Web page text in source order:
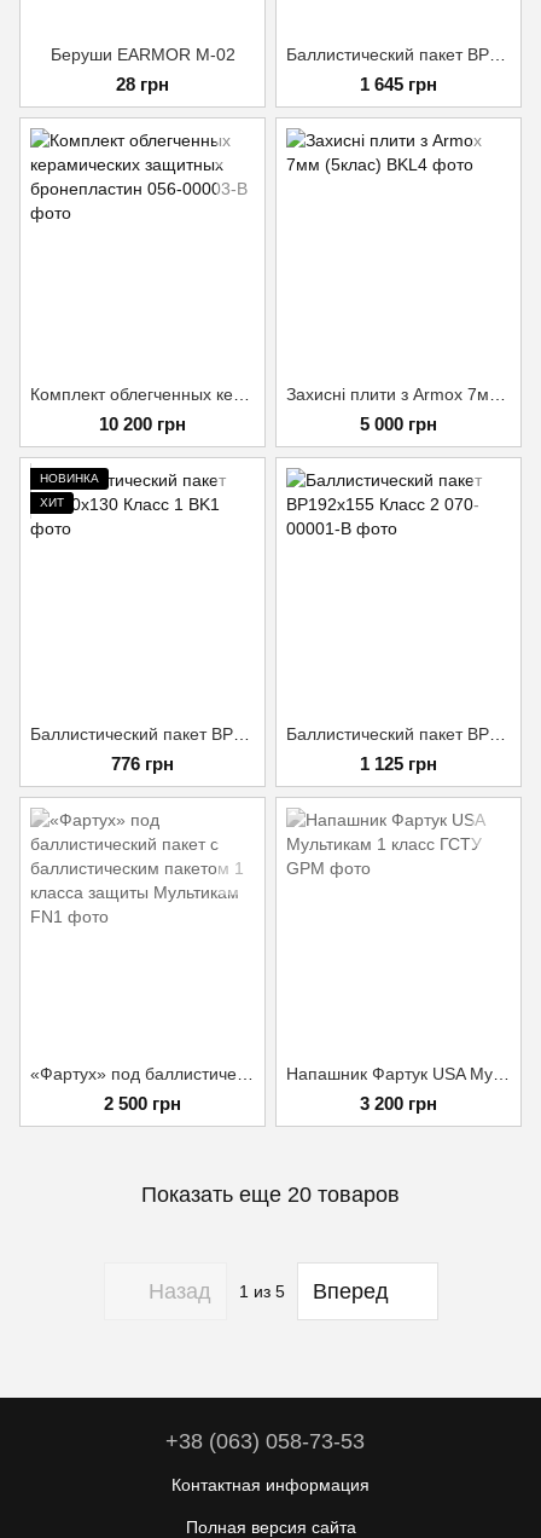
Беруши EARMOR М-02
28 грн 1 645 грн
10 200 грн 5 000 грн
НОВИНКА
ХИТ
776 грн 1 125 грн
2 500 грн 3 200 грн
Показать еще 20 товаров
Назад 1 из 5 Вперед
+38 (063) 058-73-53
Контактная информация
Полная версия сайта